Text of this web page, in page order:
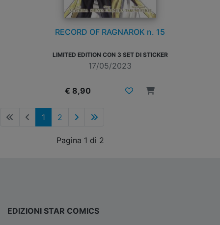
RECORD OF RAGNAROK n. 15
LIMITED EDITION CON 3 SET DI STICKER
17/05/2023
€ 8,90
1 2
Pagina 1 di 2
EDIZIONI STAR COMICS